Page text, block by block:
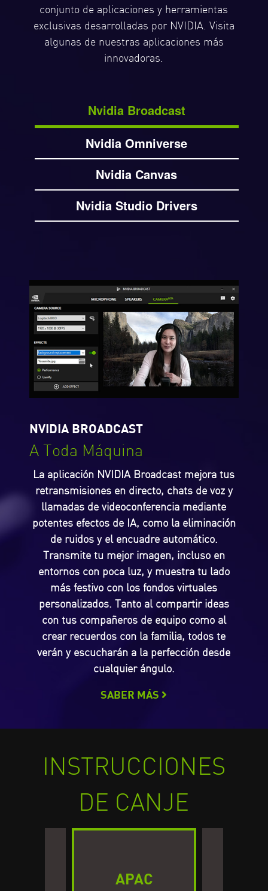
conjunto de aplicaciones y herramientas
exclusivas desarrolladas por NVIDIA. Visita
algunas de nuestras aplicaciones más
innovadoras.
Nvidia Broadcast
Nvidia Omniverse
Nvidia Canvas
Nvidia Studio Drivers
NVIDIA BROADCAST
A Toda Máquina
La aplicación NVIDIA Broadcast mejora tus
retransmisiones en directo, chats de voz y
llamadas de videoconferencia mediante
potentes efectos de IA, como la eliminación
de ruidos y el encuadre automático.
Transmite tu mejor imagen, incluso en
entornos con poca luz, y muestra tu lado
más festivo con los fondos virtuales
personalizados. Tanto al compartir ideas
con tus compañeros de equipo como al
crear recuerdos con la familia, todos te
verán y escucharán a la perfección desde
cualquier ángulo.
SABER MÁS
INSTRUCCIONES
DE CANJE
APAC